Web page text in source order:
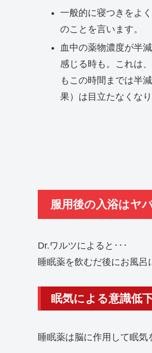
一般的に寝つきをよ
のことを言います。
血中の薬物濃度が半
感じる時も。これは
もこの時間までは半
果）は目立たなくなり
服用後の入浴はヤ
Dr.ワルツによると･･･
睡眠薬を飲むだ後にお風呂
眠気による意識低
睡眠薬は脳に作用して眠気